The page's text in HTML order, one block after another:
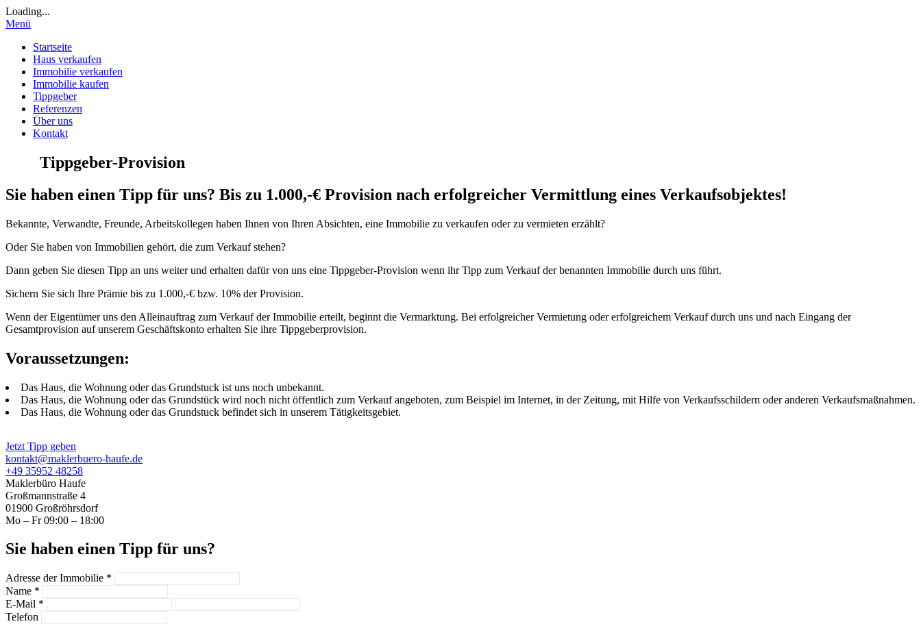
Loading...
Menü
Startseite
Haus verkaufen
Immobilie verkaufen
Immobilie kaufen
Tippgeber
Referenzen
Über uns
Kontakt
Tippgeber-Provision
Sie haben einen Tipp für uns? Bis zu 1.000,-€ Provision nach erfolgreicher Vermittlung eines Verkaufsobjektes!
Bekannte, Verwandte, Freunde, Arbeitskollegen haben Ihnen von Ihren Absichten, eine Immobilie zu verkaufen oder zu vermieten erzählt?
Oder Sie haben von Immobilien gehört, die zum Verkauf stehen?
Dann geben Sie diesen Tipp an uns weiter und erhalten dafür von uns eine Tippgeber-Provision wenn ihr Tipp zum Verkauf der benannten Immobilie durch uns führt.
Sichern Sie sich Ihre Prämie bis zu 1.000,-€ bzw. 10% der Provision.
Wenn der Eigentümer uns den Alleinauftrag zum Verkauf der Immobilie erteilt, beginnt die Vermarktung. Bei erfolgreicher Vermietung oder erfolgreichem Verkauf durch uns und nach Eingang der
Gesamtprovision auf unserem Geschäftskonto erhalten Sie ihre Tippgeberprovision.
Voraussetzungen:
Das Haus, die Wohnung oder das Grundstuck ist uns noch unbekannt.
Das Haus, die Wohnung oder das Grundstück wird noch nicht öffentlich zum Verkauf angeboten, zum Beispiel im Internet, in der Zeitung, mit Hilfe von Verkaufsschildern oder anderen Verkaufsmaßnahmen.
Das Haus, die Wohnung oder das Grundstuck befindet sich in unserem Tätigkeitsgebiet.
Jetzt Tipp geben
kontakt@maklerbuero-haufe.de
+49 35952 48258
Maklerbüro Haufe
Großmannstraße 4
01900 Großröhrsdorf
Mo – Fr 09:00 – 18:00
Sie haben einen Tipp für uns?
Adresse der Immobilie *
Name *
E-Mail *
Telefon